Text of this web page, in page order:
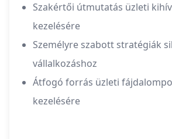
Szakértői útmutatás üzleti
kezelésére
Személyre szabott stratégiák
vállalkozáshoz
Átfogó forrás üzleti
kezelésére